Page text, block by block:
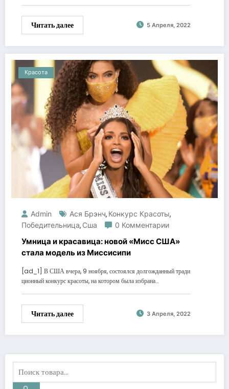
Читать далее 5 Апреля, 2022
Красота
Admin Ася Брэнч, Конкурс Красоты,
Победительница, Сша 0 Комментарии
Умница и красавица: новой «Мисс США»
стала модель из Миссисипи
[ad_1] В США вчера, 9 ноября, состоялся долгожданный тради
ционный конкурс красоты, на котором была избрана…
Читать далее 3 Апреля, 2022